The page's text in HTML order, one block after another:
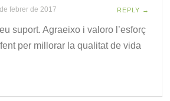
febrer de 2017 REPLY →
suport. Agraeixo i valoro l’esforç
per millorar la qualitat de vida